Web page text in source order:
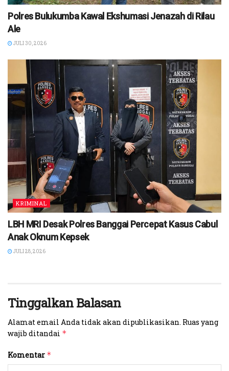
Polres Bulukumba Kawal Ekshumasi Jenazah di Rilau
Ale
JULI 30, 2026
KRIMINAL
LBH MRI Desak Polres Banggai Percepat Kasus Cabul
Anak Oknum Kepsek
JULI 28, 2026
Tinggalkan Balasan
Alamat email Anda tidak akan dipublikasikan. Ruas yang
wajib ditandai *
Komentar *